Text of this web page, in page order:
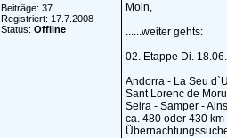
Beiträge: 37
Registriert: 17.7.2008
Status: Offline
Moin,
......weiter gehts:
02. Etappe Di. 18.06.
Andorra - La Seu
Sant Lorenc de
Seira - Samper -
ca. 480 oder 430 km